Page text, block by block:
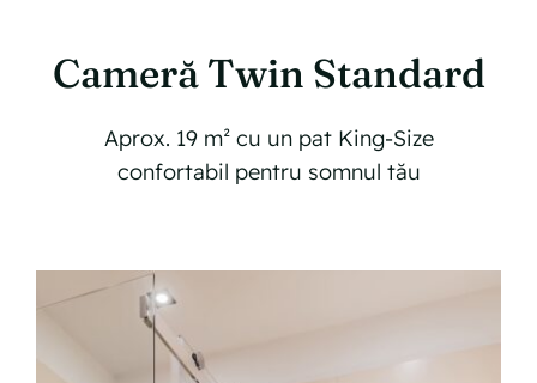
Contact
Rezervați acum
Cameră Twin Standard
Aprox. 19 m² cu un pat King-Size
confortabil pentru somnul tău